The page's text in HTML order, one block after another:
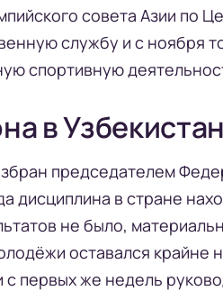
совета Азии по
службу и с ноября
спортивную
в
председателем
дисциплина в стране
не было,
оставался крайне
первых же недель